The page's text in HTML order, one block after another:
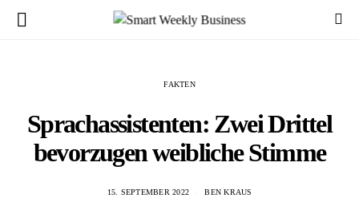
FAKTEN
Sprachassistenten: Zwei Drittel
bevorzugen weibliche Stimme
15. SEPTEMBER 2022 BEN KRAUS